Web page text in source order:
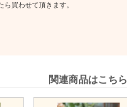
買わせて頂きます。
関連商品はこちら